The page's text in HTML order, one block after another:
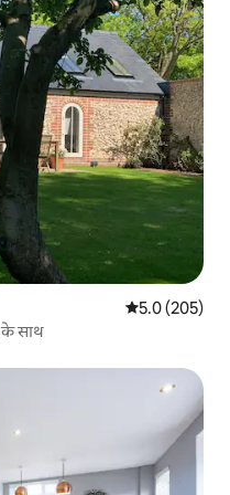
औसत रेटिंग 5 में
5.0 (205)
के साथ